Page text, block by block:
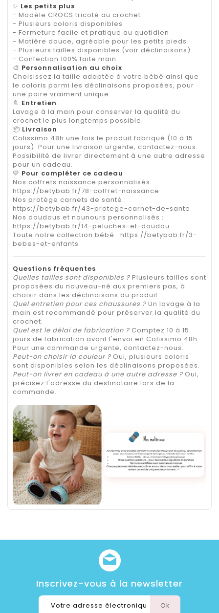
✨ Les petits plus
- Modèle CROCS tricoté au crochet
- Plusieurs coloris disponibles
- Fermeture facile et pratique au quotidien
- Matière douce, agréable pour les petits pieds
- Plusieurs tailles disponibles (voir déclinaisons)
- Confection 100% faite main
🎨 Personnalisation au choix
Choisissez la taille adaptée à votre bébé ainsi que
le coloris parmi les déclinaisons proposées, pour
une paire vraiment unique.
🚿 Entretien
Lavage à la main pour conserver la qualité du
crochet le plus longtemps possible.
📦 Livraison
Colissimo 48h une fois le produit fabriqué (10 à 15
jours). Pour une livraison urgente, contactez-nous.
Possibilité de livrer directement à une autre adresse
pour un cadeau.
💛 Pour compléter ce cadeau
Nos coffrets naissance personnalisés :
https://betybab.fr/78-coffret-naissance
Nos protège carnets de santé :
https://betybab.fr/43-protege-carnet-de-sante
Nos doudous et nounours personnalisés :
https://betybab.fr/14-peluches-et-doudou
Toute notre collection bébé : https://betybab.fr/3-
bebes-et-enfants
Questions fréquentes
Quelles tailles sont disponibles ? Plusieurs tailles sont
proposées du nouveau-né aux premiers pas, à
choisir dans les déclinaisons du produit.
Quel entretien pour ces chaussures ? Un lavage à la
main est recommandé pour préserver la qualité du
crochet.
Quel est le délai de fabrication ? Comptez 10 à 15
jours de fabrication avant l'envoi en Colissimo 48h.
Pour une commande urgente, contactez-nous.
Peut-on choisir la couleur ? Oui, plusieurs coloris
sont disponibles selon les déclinaisons proposées.
Peut-on livrer en cadeau à une autre adresse ? Oui,
précisez l'adresse du destinataire lors de la
commande.
Inscrivez-vous à la newsletter